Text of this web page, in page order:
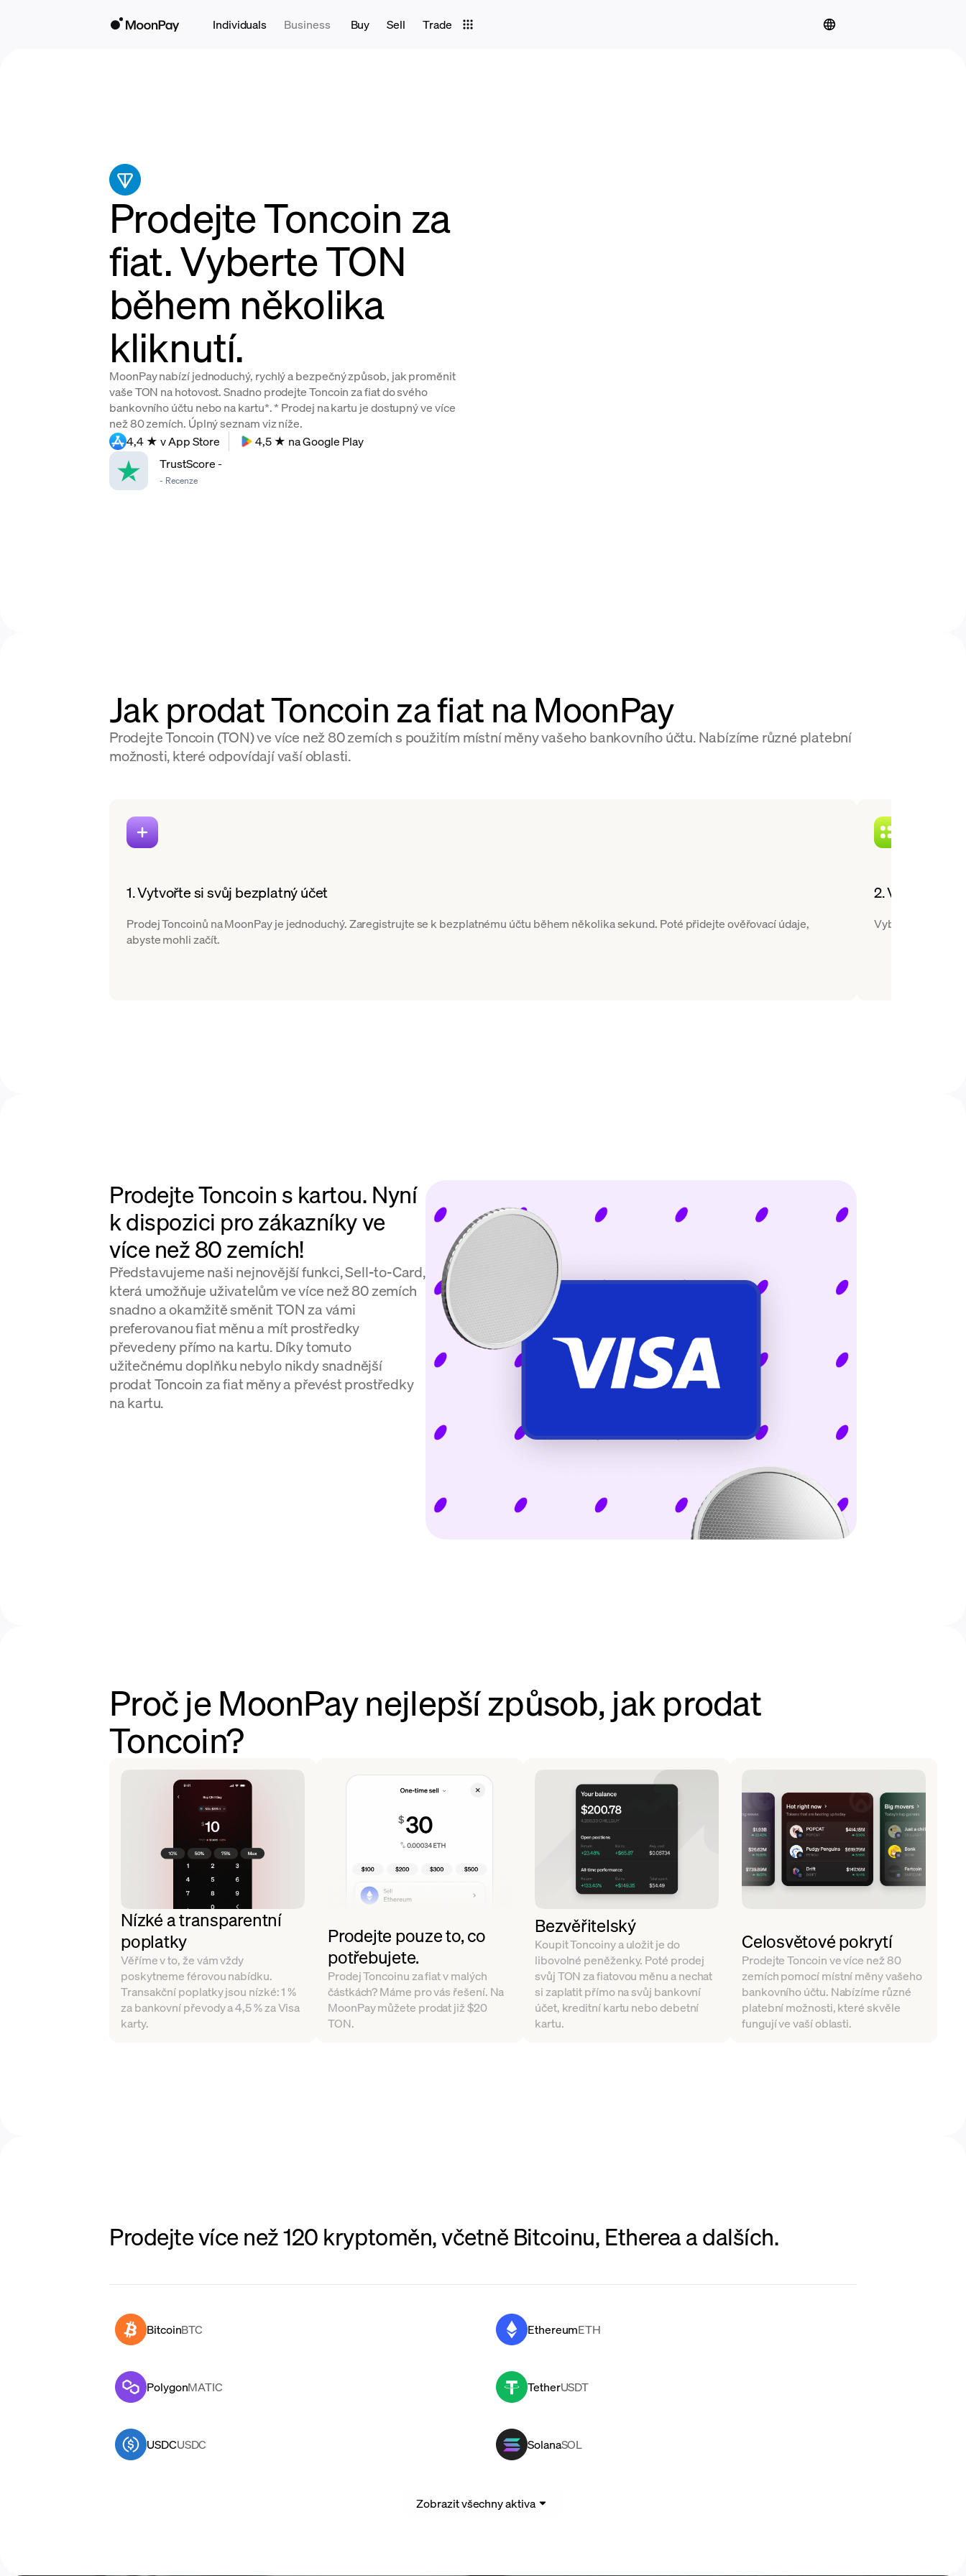
Individuals Business Buy Sell Trade
Prodejte Toncoin za
fiat. Vyberte TON
během několika
kliknutí.
MoonPay nabízí jednoduchý, rychlý a bezpečný způsob, jak proměnit
vaše TON na hotovost. Snadno prodejte Toncoin za fiat do svého
bankovního účtu nebo na kartu*. * Prodej na kartu je dostupný ve více
než 80 zemích. Úplný seznam viz níže.
4,4 ★ v App Store
4,5 ★ na Google Play
TrustScore-
- Recenze
Jak prodat Toncoin za fiat na MoonPay
Prodejte Toncoin (TON) ve více než 80 zemích s použitím místní měny vašeho bankovního účtu. Nabízíme různé platební
možnosti, které odpovídají vaší oblasti.
1. Vytvořte si svůj bezplatný účet
Prodej Toncoinů na MoonPay je jednoduchý. Zaregistrujte se k bezplatnému účtu během několika sekund. Poté přidejte ověřovací údaje,
abyste mohli začít.
2. Vyberte
Vyberte Toncoin
Prodejte Toncoin s kartou. Nyní
k dispozici pro zákazníky ve
více než 80 zemích!
Představujeme naši nejnovější funkci, Sell-to-Card,
která umožňuje uživatelům ve více než 80 zemích
snadno a okamžitě směnit TON za vámi
preferovanou fiat měnu a mít prostředky
převedeny přímo na kartu. Díky tomuto
užitečnému doplňku nebylo nikdy snadnější
prodat Toncoin za fiat měny a převést prostředky
na kartu.
Proč je MoonPay nejlepší způsob, jak prodat
Toncoin?
Nízké a transparentní
poplatky
Věříme v to, že vám vždy
poskytneme férovou nabídku.
Transakční poplatky jsou nízké: 1 %
za bankovní převody a 4,5 % za Visa
karty.
Prodejte pouze to, co
potřebujete.
Prodej Toncoinu za fiat v malých
částkách? Máme pro vás řešení. Na
MoonPay můžete prodat již $20
TON.
Bezvěřitelský
Koupit Toncoiny a uložit je do
libovolné peněženky. Poté prodej
svůj TON za fiatovou měnu a nechat
si zaplatit přímo na svůj bankovní
účet, kreditní kartu nebo debetní
kartu.
Celosvětové pokrytí
Prodejte Toncoin ve více než 80
zemích pomocí místní měny vašeho
bankovního účtu. Nabízíme různé
platební možnosti, které skvěle
fungují ve vaší oblasti.
Prodejte více než 120 kryptoměn, včetně Bitcoinu, Etherea a dalších.
BitcoinBTC EthereumETH
PolygonMATIC TetherUSDT
USDCUSDC SolanaSOL
Zobrazit všechny aktiva